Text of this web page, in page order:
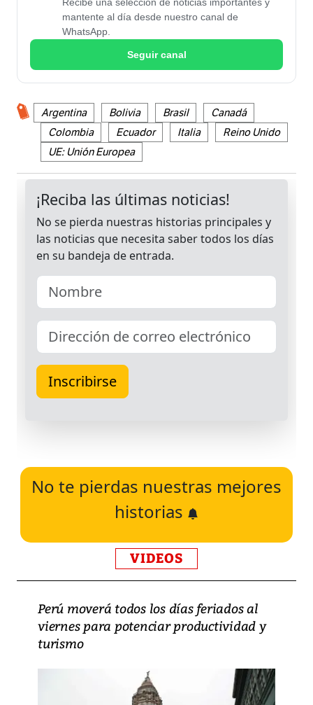
Recibe una selección de noticias importantes y
mantente al día desde nuestro canal de
WhatsApp.
Seguir canal
Argentina Bolivia Brasil
Canadá
Colombia
Ecuador Italia
Reino Unido
UE: Unión Europea
No te pierdas nuestras mejores
historias
VIDEOS
Perú moverá todos los días feriados al
viernes para potenciar productividad y
turismo